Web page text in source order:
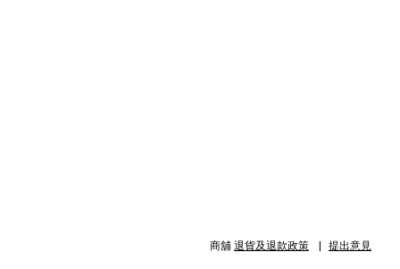
商舖 退貨及退款政策 提出意見